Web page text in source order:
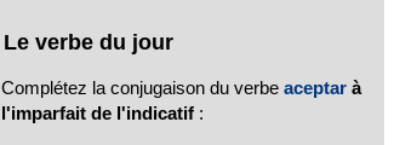
Le verbe du jour
Complétez la conjugaison du verbe aceptar à
l'imparfait de l'indicatif :